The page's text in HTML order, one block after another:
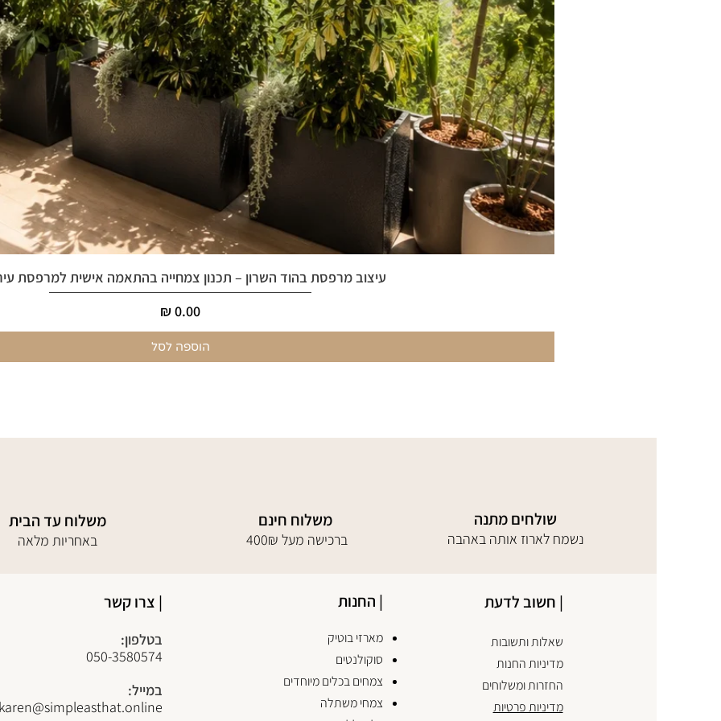
עיצוב מרפסת בהוד השרון – תכנון צמחייה בהתאמה אישית למרפסת
מחיר
הוספה לסל
משלוח עד הבית
באחריות מלאה
משלוח חינם
400₪ ברכישה מעל
שולחים מתנה
נשמח לארוז אותה באהבה
| צרו קשר
בטלפון:
050-3580574
במייל:
| החנות
מארזי בוטיק
סוקולנטים
צמחים בכלים מיוחדים
צמחי משתלה
| חשוב לדעת
שאלות ותשובות
מדיניות החנות
החזרות ומשלוחים
מדיניות פרטיות